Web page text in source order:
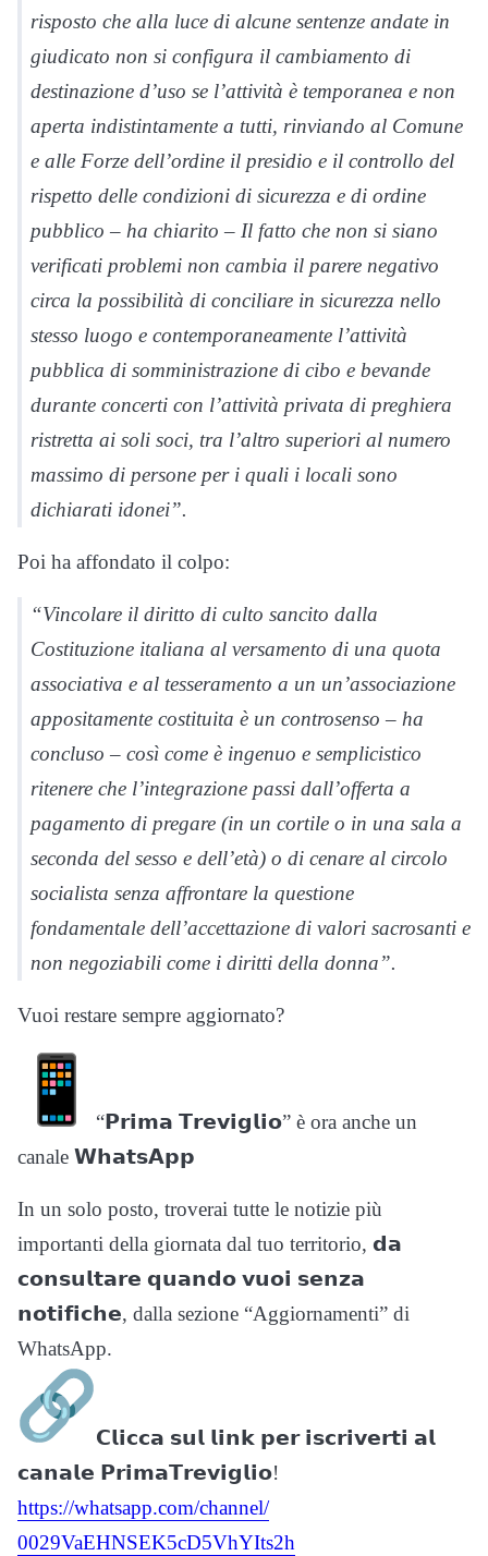
risposto che alla luce di alcune sentenze andate in
giudicato non si configura il cambiamento di
destinazione d’uso se l’attività è temporanea e non
aperta indistintamente a tutti, rinviando al Comune
e alle Forze dell’ordine il presidio e il controllo del
rispetto delle condizioni di sicurezza e di ordine
pubblico – ha chiarito – Il fatto che non si siano
verificati problemi non cambia il parere negativo
circa la possibilità di conciliare in sicurezza nello
stesso luogo e contemporaneamente l’attività
pubblica di somministrazione di cibo e bevande
durante concerti con l’attività privata di preghiera
ristretta ai soli soci, tra l’altro superiori al numero
massimo di persone per i quali i locali sono
dichiarati idonei”.
Poi ha affondato il colpo:
“Vincolare il diritto di culto sancito dalla
Costituzione italiana al versamento di una quota
associativa e al tesseramento a un un’associazione
appositamente costituita è un controsenso – ha
concluso – così come è ingenuo e semplicistico
ritenere che l’integrazione passi dall’offerta a
pagamento di pregare (in un cortile o in una sala a
seconda del sesso e dell’età) o di cenare al circolo
socialista senza affrontare la questione
fondamentale dell’accettazione di valori sacrosanti e
non negoziabili come i diritti della donna”.
Vuoi restare sempre aggiornato?
“𝗣𝗿𝗶𝗺𝗮 𝗧𝗿𝗲𝘃𝗶𝗴𝗹𝗶𝗼” è ora anche un
canale 𝗪𝗵𝗮𝘁𝘀𝗔𝗽𝗽
In un solo posto, troverai tutte le notizie più
importanti della giornata dal tuo territorio, 𝗱𝗮
𝗰𝗼𝗻𝘀𝘂𝗹𝘁𝗮𝗿𝗲 𝗾𝘂𝗮𝗻𝗱𝗼 𝘃𝘂𝗼𝗶 𝘀𝗲𝗻𝘇𝗮
𝗻𝗼𝘁𝗶𝗳𝗶𝗰𝗵𝗲, dalla sezione “Aggiornamenti” di
WhatsApp.
𝗖𝗹𝗶𝗰𝗰𝗮 𝘀𝘂𝗹 𝗹𝗶𝗻𝗸 𝗽𝗲𝗿 𝗶𝘀𝗰𝗿𝗶𝘃𝗲𝗿𝘁𝗶 𝗮𝗹
𝗰𝗮𝗻𝗮𝗹𝗲 𝗣𝗿𝗶𝗺𝗮𝗧𝗿𝗲𝘃𝗶𝗴𝗹𝗶𝗼!
https://whatsapp.com/channel/
0029VaEHNSEK5cD5VhYIts2h